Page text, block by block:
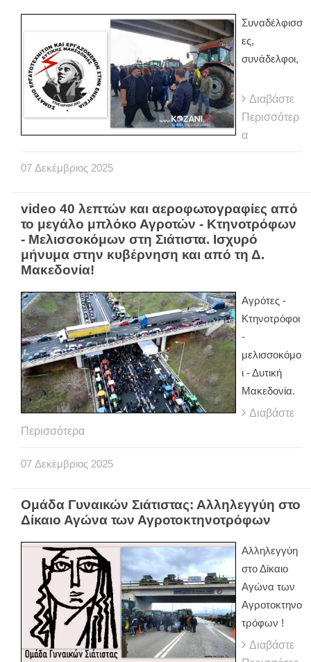
Συναδέλφισσ
ες,
συνάδελφοι,
Διαβάστε
Περισσότερ
α
07 Δεκέμβριος 2025
video 40 λεπτών και αεροφωτογραφίες από
το μεγάλο μπλόκο Αγροτών - Κτηνοτρόφων
- Μελισσοκόμων στη Σιάτιστα. Ισχυρό
μήνυμα στην κυβέρνηση και από τη Δ.
Μακεδονία!
Αγρότες -
Κτηνοτρόφοι
-
μελισσοκόμο
ι - Δυτική
Μακεδονία.
Διαβάστε
Περισσότερα
07 Δεκέμβριος 2025
Ομάδα Γυναικών Σιάτιστας: Αλληλεγγύη στο
Δίκαιο Αγώνα των Αγροτοκτηνοτρόφων
Αλληλεγγύη
στο Δίκαιο
Αγώνα των
Αγροτοκτηνο
τρόφων !
Διαβάστε